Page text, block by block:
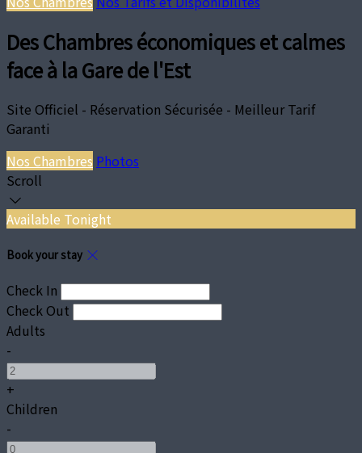
Des Chambres économiques et calmes
face à la Gare de l'Est
Site Officiel - Réservation Sécurisée - Meilleur Tarif
Garanti
Nos Chambres Photos
Scroll
Available Tonight
Book your stay
Check In
Check Out
Adults
-
+
Children
-